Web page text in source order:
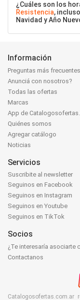
¿Cuáles son los
Resistencia,
Navidad y Año
Información
Preguntas más frecuentes
Anunciá con nosotros?
Todas las ofertas
Marcas
App de
Quiénes somos
Agregar catálogo
Noticias
Servicios
Suscribite al newsletter
Seguinos en Facebook
Seguinos en Instagram
Seguinos en Youtube
Seguinos en TikTok
Socios
¿Te interesaría asociarte
Contactanos